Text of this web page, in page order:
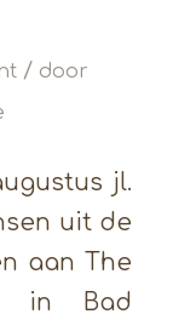
/ door
jl.
uit de
aan The
in Bad